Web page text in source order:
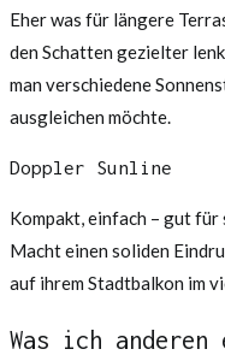
Eher was für längere
den Schatten gezielter
man verschiedene
ausgleichen möchte.
Doppler Sunline
Kompakt, einfach – gut für
Macht einen soliden
auf ihrem Stadtbalkon im
Was ich anderen